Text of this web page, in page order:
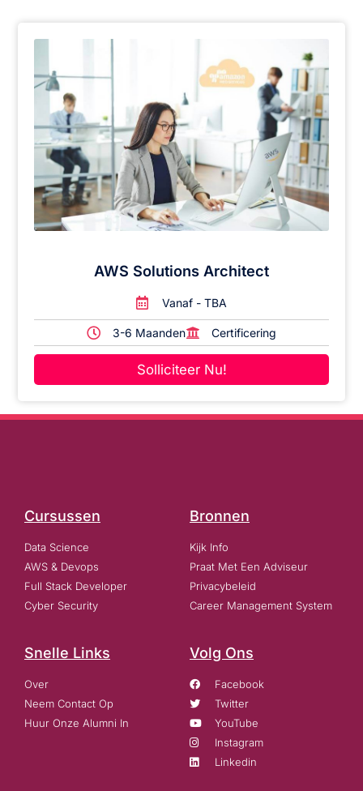
AWS Solutions Architect
Vanaf - TBA
3-6 Maanden Certificering
Solliciteer Nu!
Cursussen
Data Science
AWS & Devops
Full Stack Developer
Cyber Security
Bronnen
Kijk Info
Praat Met Een Adviseur
Privacybeleid
Career Management System
Snelle Links
Over
Neem Contact Op
Huur Onze Alumni In
Volg Ons
Facebook
Twitter
YouTube
Instagram
Linkedin